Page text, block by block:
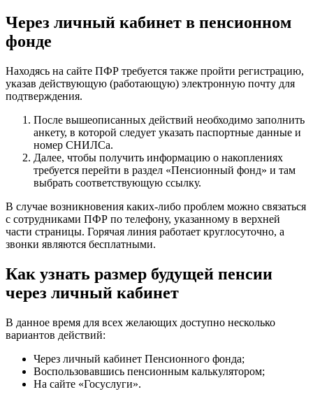
Через личный кабинет в пенсионном
фонде
Находясь на сайте ПФР требуется также пройти регистрацию,
указав действующую (работающую) электронную почту для
подтверждения.
После вышеописанных действий необходимо заполнить
анкету, в которой следует указать паспортные данные и
номер СНИЛСа.
Далее, чтобы получить информацию о накоплениях
требуется перейти в раздел «Пенсионный фонд» и там
выбрать соответствующую ссылку.
В случае возникновения каких-либо проблем можно связаться
с сотрудниками ПФР по телефону, указанному в верхней
части страницы. Горячая линия работает круглосуточно, а
звонки являются бесплатными.
Как узнать размер будущей пенсии
через личный кабинет
В данное время для всех желающих доступно несколько
вариантов действий:
Через личный кабинет Пенсионного фонда;
Воспользовавшись пенсионным калькулятором;
На сайте «Госуслуги».